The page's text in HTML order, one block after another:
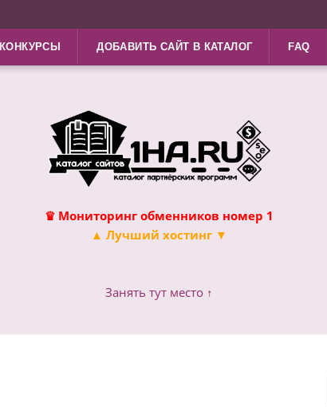
КОНКУРСЫ ДОБАВИТЬ САЙТ В КАТАЛОГ FAQ
♛ Мониторинг обменников номер 1
▲ Лучший хостинг ▼
Занять тут место ↑